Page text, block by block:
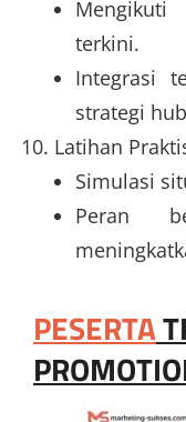
Mengikuti
terkini.
Integrasi
strategi
Latihan
Simulasi
Peran
PESERTA